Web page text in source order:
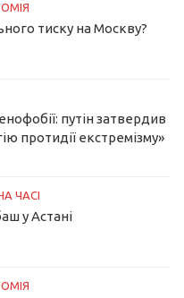
тиску на Москву?
путін затвердив
протидії екстремізму»
ЧАСІ
у Астані